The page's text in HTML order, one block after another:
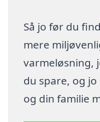
Så jo før du
mere
varmeløsning,
du spare, og
og din familie